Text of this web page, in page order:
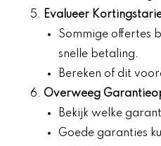
Evalueer
Sommige offertes
snelle betaling.
Bereken of dit
Overweeg
Bekijk welke
Goede garanties